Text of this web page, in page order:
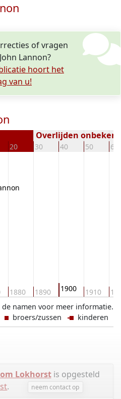
of vragen
Lannon?
hoort het
van u!
20 30 40 50 60
Overlijden
1880 1890 1900 1910
de namen voor meer informatie.
broers/zussen kinderen
Lokhorstis opgesteld
. neem contact op